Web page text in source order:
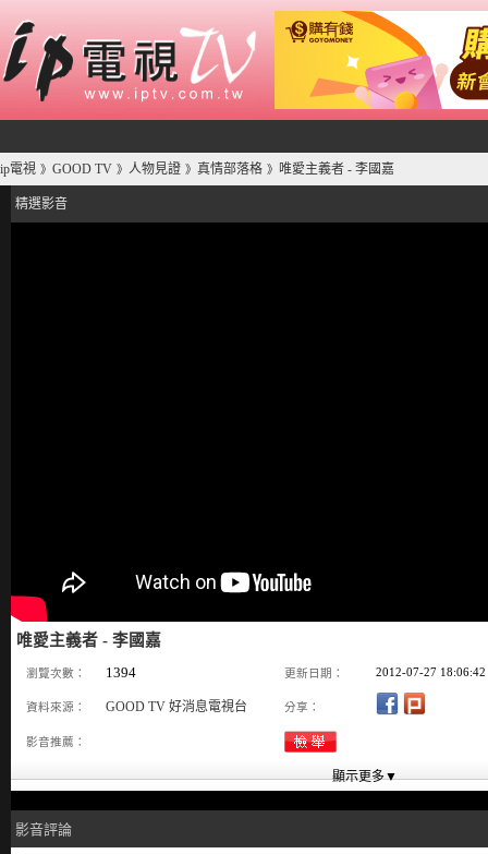
ip電視 》 GOOD TV 》 人物見證 》 真情部落格 》 唯愛主義者 - 李國嘉
精選影音
唯愛主義者 - 李國嘉
瀏覽次數： 1394 更新日期： 2012-07-27 18:06:42
資料來源： GOOD TV 好消息電視台 分享：
影音推薦：
影音評論